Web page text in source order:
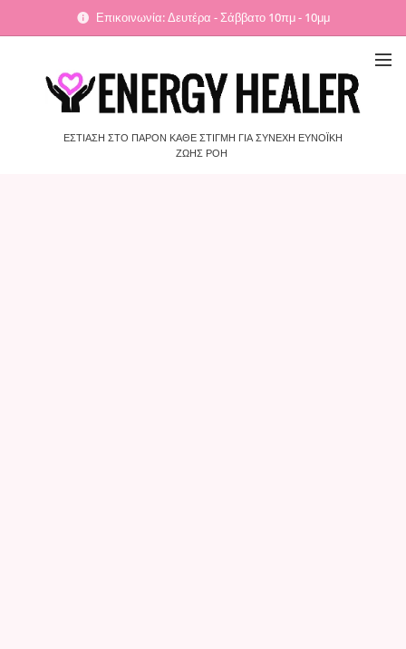
Επικοινωνία: Δευτέρα - Σάββατο 10πμ - 10μμ
ΕΣΤΙΑΣΗ ΣΤΟ ΠΑΡΟΝ ΚΑΘΕ ΣΤΙΓΜΗ ΓΙΑ ΣΥΝΕΧΗ ΕΥΝΟΪΚΗ
ΖΩΗΣ ΡΟΗ